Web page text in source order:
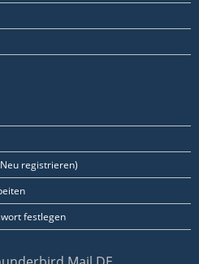
registrieren)
festlegen